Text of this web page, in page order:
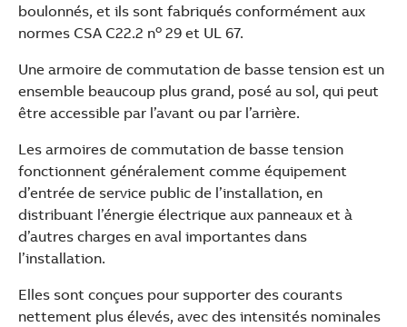
boulonnés, et ils sont fabriqués conformément aux
normes CSA C22.2 no 29 et UL 67.
Une armoire de commutation de basse tension est un
ensemble beaucoup plus grand, posé au sol, qui peut
être accessible par l’avant ou par l’arrière.
Les armoires de commutation de basse tension
fonctionnent généralement comme équipement
d’entrée de service public de l’installation, en
distribuant l’énergie électrique aux panneaux et à
d’autres charges en aval importantes dans
l’installation.
Elles sont conçues pour supporter des courants
nettement plus élevés, avec des intensités nominales